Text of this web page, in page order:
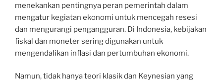
menekankan pentingnya peran pemerintah dalam
mengatur kegiatan ekonomi untuk mencegah resesi
dan mengurangi pengangguran. Di Indonesia, kebijakan
fiskal dan moneter sering digunakan untuk
mengendalikan inflasi dan pertumbuhan ekonomi.
Namun, tidak hanya teori klasik dan Keynesian yang